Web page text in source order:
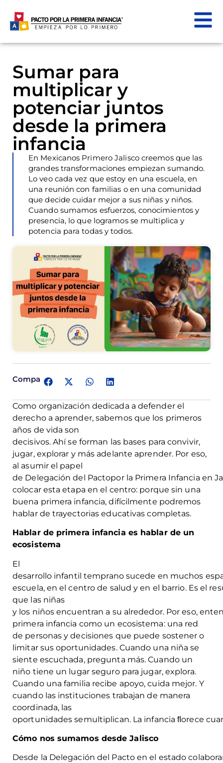
Sumar para
multiplicar y
potenciar juntos
desde la primera
infancia
En Mexicanos Primero Jalisco creemos que las
grandes transformaciones empiezan sumando.
Lo veo cada vez que estoy en una escuela, en
una reunión con familias o en una comunidad
que decide cuidar mejor a sus niñas y niños.
Cuando sumamos esfuerzos, conocimientos y
presencia, lo que logramos se multiplica y
potencia para todas y todos.
Comparte:
Como organización dedicada a defender el
derecho a aprender, sabemos que los primeros
años de vida son
decisivos. Ahí se forman las bases para convivir,
jugar, explorar y más adelante aprender. Por eso,
al asumir el papel
de Delegación del Pactopor la Primera Infancia en
colocar esta etapa en el centro: porque sin una
buena primera infancia, difícilmente podremos
hablar de trayectorias educativas completas.
Hablar de primera infancia es hablar de un
ecosistema
El
desarrollo infantil temprano sucede en muchos
escuela, en el centro de salud y en el barrio. Es el
que las niñas
y los niños encuentran a su alrededor. Por eso,
primera infancia como un ecosistema: una red
de personas y decisiones que puede sostener o
limitar sus oportunidades. Cuando una niña se
siente escuchada, pregunta más. Cuando un
niño tiene un lugar seguro para jugar, explora.
Cuando una familia recibe apoyo, cuida mejor. Y
cuando las instituciones trabajan de manera
coordinada, las
oportunidades semultiplican. La infancia ﬂorece
Cómo nos sumamos desde Jalisco
Desde la Delegación del Pacto en el estado